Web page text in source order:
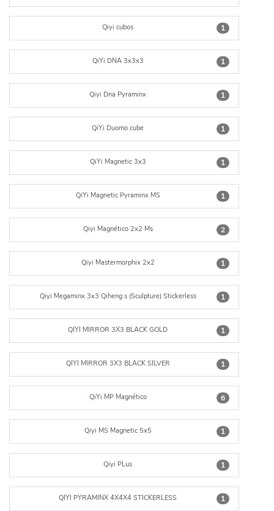
1
Qiyi cubos
1
QiYi DNA 3x3x3
1
Qiyi Dna Pyraminx
1
QiYi Duomo cube
1
QiYi Magnetic 3x3
1
QiYi Magnetic Pyraminx MS
2
Qiyi Magnético 2x2 Ms
1
Qiyi Mastermorphix 2x2
1
Qiyi Megaminx 3x3 Qiheng s (Sculpture) Stickerless
1
QIYI MIRROR 3X3 BLACK GOLD
1
QIYI MIRROR 3X3 BLACK SILVER
6
QiYi MP Magnético
1
Qiyi MS Magnetic 5x5
1
Qiyi PLus
1
QIYI PYRAMINX 4X4X4 STICKERLESS